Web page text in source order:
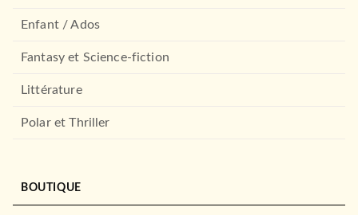
Enfant / Ados
Fantasy et Science-fiction
Littérature
Polar et Thriller
BOUTIQUE